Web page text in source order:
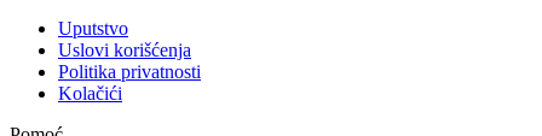
Uputstvo
Uslovi korišćenja
Politika privatnosti
Kolačići